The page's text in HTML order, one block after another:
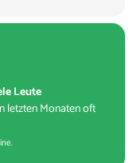
Leute
letzten Monaten oft